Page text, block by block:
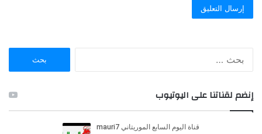
ن
إنضم لقناتنا على اليوتيوب